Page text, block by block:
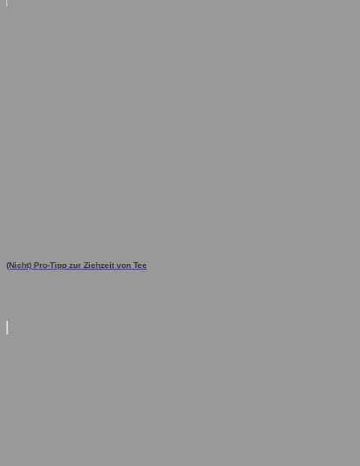
(Nicht) Pro-Tipp zur Ziehzeit von Tee